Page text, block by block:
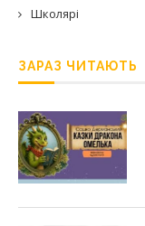
Школярі
ЗАРАЗ ЧИТАЮТЬ